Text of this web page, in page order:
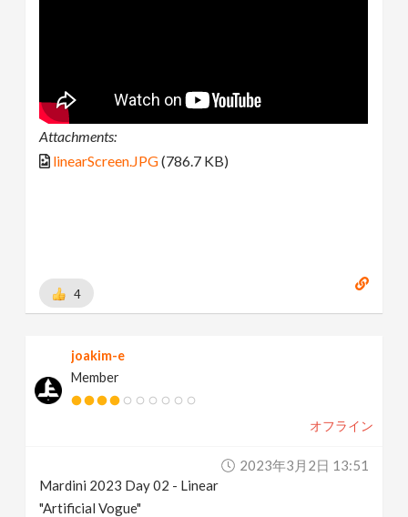
Attachments:
linearScreen.JPG(786.7 KB)
4
joakim-e
Member
オフライン
2023年3月2日 13:51
Mardini 2023 Day 02 - Linear
"Artificial Vogue"